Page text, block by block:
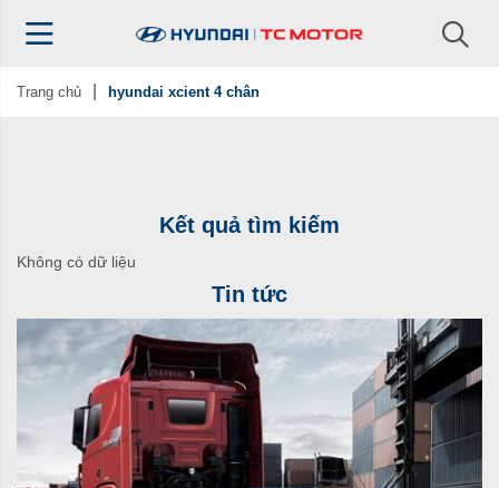
Trang chủ hyundai xcient 4 chân
Kết quả tìm kiếm
Không có dữ liệu
Tin tức